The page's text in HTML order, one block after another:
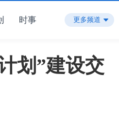
时事 更多频道
划”建设交